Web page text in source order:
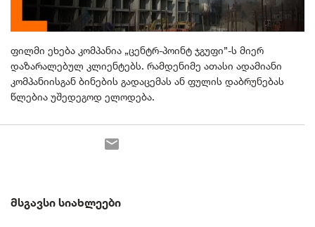
ფილმი ეხება კომპანია „ცენტრ-პოინტ ჯგუფი”-ს მიერ
დაზარალებულ კლიენტებს. რამდენიმე ათასი ადამიანი
კომპანიისგან ბინების გადაცემას ან ფულის დაბრუნებას
წლებია უშედეგოდ ელოდება.
ᲛᲡᲒᲐᲕᲡᲘ ᲡᲘᲐᲮᲚᲔᲔᲑᲘ